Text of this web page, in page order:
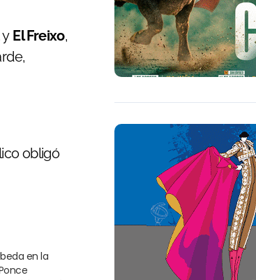
y El Freixo,
obligó
en la